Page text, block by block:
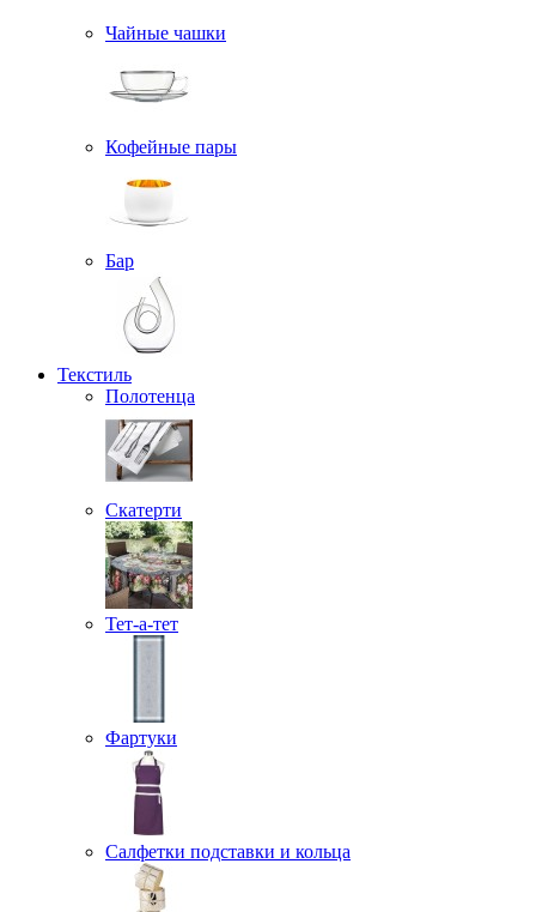
Чайные чашки
Кофейные пары
Бар
Текстиль
Полотенца
Скатерти
Тет-а-тет
Фартуки
Салфетки подставки и кольца